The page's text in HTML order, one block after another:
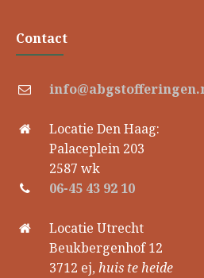
Contact
Locatie Den Haag:
Palaceplein 203
2587 wk
06-45 43 92 10
Locatie Utrecht
Beukbergenhof 12
3712 ej, huis te heide